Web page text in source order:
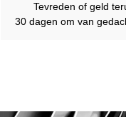
Tevreden of geld
30 dagen om van